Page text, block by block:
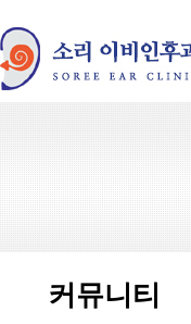
커뮤니티